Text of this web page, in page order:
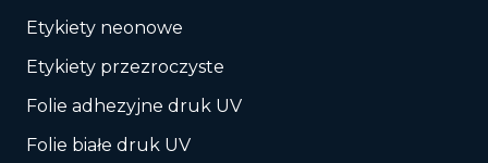
Etykiety neonowe
Etykiety przezroczyste
Folie adhezyjne druk UV
Folie białe druk UV